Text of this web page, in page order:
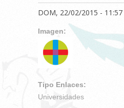
DOM, 22/02/2015 - 11:57
Imagen:
Tipo Enlaces:
Universidades